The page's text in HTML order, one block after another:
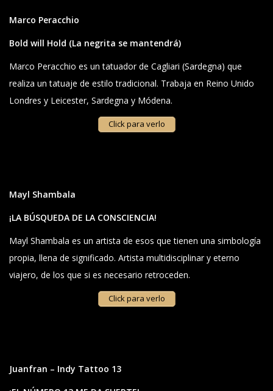
Marco Peracchio
Bold will Hold (La negrita se mantendrá)
Marco Peracchio es un tatuador de Cagliari (Sardegna) que
realiza un tatuaje de estilo tradicional. Trabaja en Reino Unido
Londres y Leicester, Sardegna y Módena.
Click para verlo
Mayl Shambala
¡LA BÚSQUEDA DE LA CONSCIENCIA!
Mayl Shambala es un artista de esos que tienen una simbología
propia, llena de significado. Artista multidisciplinar y eterno
viajero, de los que si es necesario retroceden.
Click para verlo
Juanfran – Indy Tattoo 13